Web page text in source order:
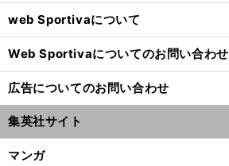
web Sportivaについて
Web Sportivaについてのお問い合わせ
広告についてのお問い合わせ
集英社サイト
マンガ